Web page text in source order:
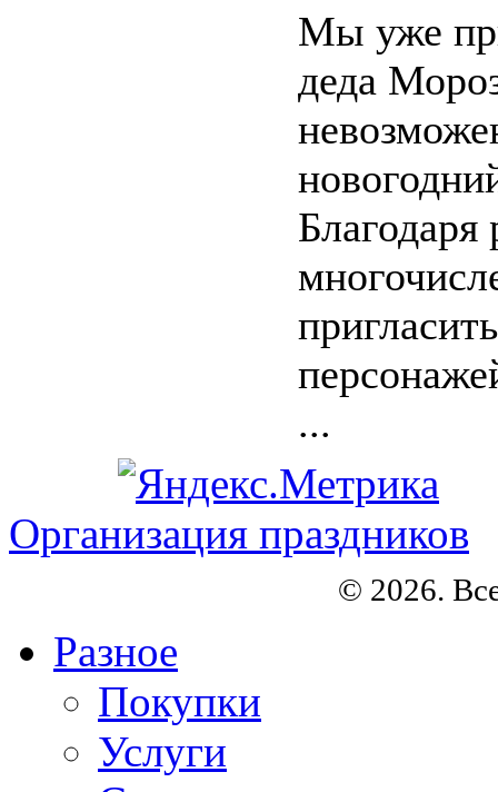
Мы уже
деда
Благодаря
...
Организация праздников
© 2026.
Разное
Покупки
Услуги